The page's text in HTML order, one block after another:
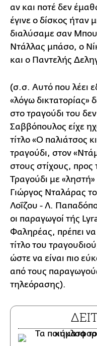
αν και ποτέ δεν
έγινε ο δίσκος ήταν
διαλύσαμε σαν
Ντάλλας μπάσο, ο
και ο Παντελής
(σ.σ. Αυτό που λέει
«λόγω δικτατορίας»
στο τραγούδι του
Σαββόπουλος είχε
τίτλο «Ο παλιάτσος
τραγούδι, στον
στους στίχους, προς
Τραγούδι με
Γιώργος Νταλάρας
Λοΐζου - Λ.
οι παραγωγοί τής
Φαληρέας, πρέπει
τίτλο του
ώστε να είναι πιο
από τους
τηλεόρασης).